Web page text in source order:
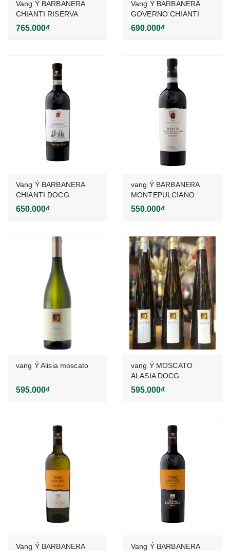
Vang Ý BARBANERA
CHIANTI RISERVA
765.000₫
Vang Ý BARBANERA
GOVERNO CHIANTI
690.000₫
Vang Ý BARBANERA
CHIANTI DOCG
650.000₫
vang Ý BARBANERA
MONTEPULCIANO
550.000₫
vang Ý Alisia moscato
595.000₫
vang Ý MOSCATO
ALASIA DOCG
595.000₫
Vang Ý BARBANERA
Vang Ý BARBANERA